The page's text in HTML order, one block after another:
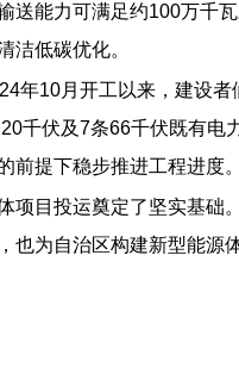
送能力可满足约100万千
洁低碳优化。
年10月开工以来，建设
千伏及7条66千伏既有
前提下稳步推进工程进度。
项目投运奠定了坚实基础
也为自治区构建新型能源